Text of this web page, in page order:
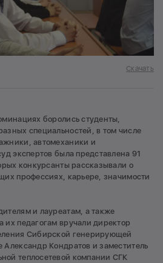
Скачать
боролись студенты,
специальностей, в том числе
автомеханики и
экспертов была представлена 91
конкурсанты рассказывали о
профессиях, карьере, значимости
и лауреатам, а также
их педагогам вручали директор
Сибирской генерирующей
Александр Кондратов и заместитель
теплосетевой компании СГК